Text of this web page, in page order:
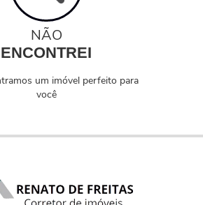
NÃO
ENCONTREI
um imóvel perfeito para
você